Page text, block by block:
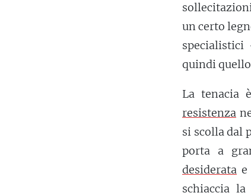
un certo
quindi quello
La tenacia
resistenza
si scolla dal
porta a
desiderata e
schiaccia